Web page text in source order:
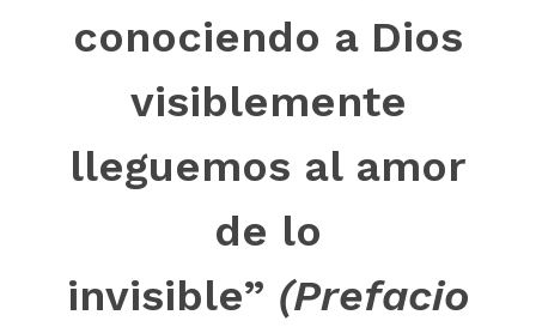
conociendo a Dios
visiblemente
lleguemos al amor
de lo
invisible” (Prefacio